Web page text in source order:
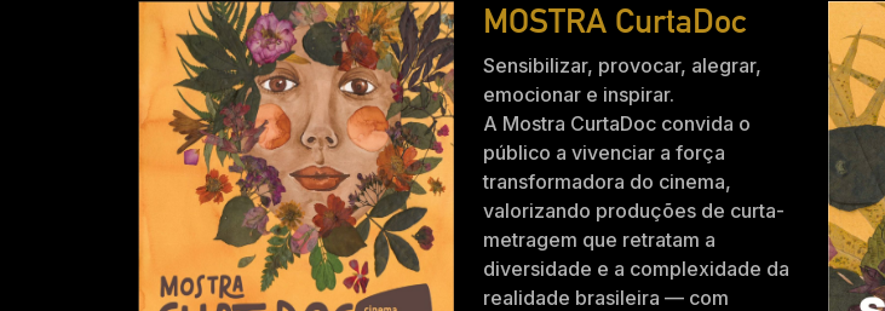
MOSTRA CurtaDoc
Sensibilizar, provocar, alegrar,
emocionar e inspirar.
A Mostra CurtaDoc convida o
público a vivenciar a força
transformadora do cinema,
valorizando produções de curta-
metragem que retratam a
diversidade e a complexidade da
realidade brasileira — com